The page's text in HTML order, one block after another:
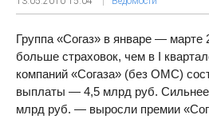
Группа «Согаз» в январе — марте
больше страховок, чем в I
компаний «Согаза» (без ОМС)
выплаты — 4,5 млрд руб.
млрд руб. — выросли премии